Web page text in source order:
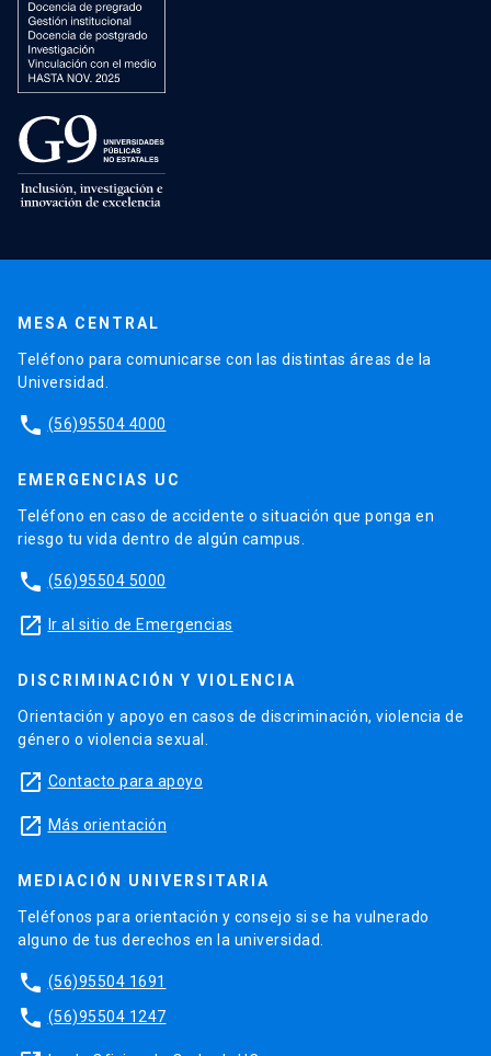
MESA CENTRAL
Teléfono para comunicarse con las distintas áreas de la
Universidad.
phone (56)95504 4000
EMERGENCIAS UC
Teléfono en caso de accidente o situación que ponga en
riesgo tu vida dentro de algún campus.
phone (56)95504 5000
launch Ir al sitio de Emergencias
DISCRIMINACIÓN Y VIOLENCIA
Orientación y apoyo en casos de discriminación, violencia de
género o violencia sexual.
launch Contacto para apoyo
launch Más orientación
MEDIACIÓN UNIVERSITARIA
Teléfonos para orientación y consejo si se ha vulnerado
alguno de tus derechos en la universidad.
phone (56)95504 1691
phone (56)95504 1247